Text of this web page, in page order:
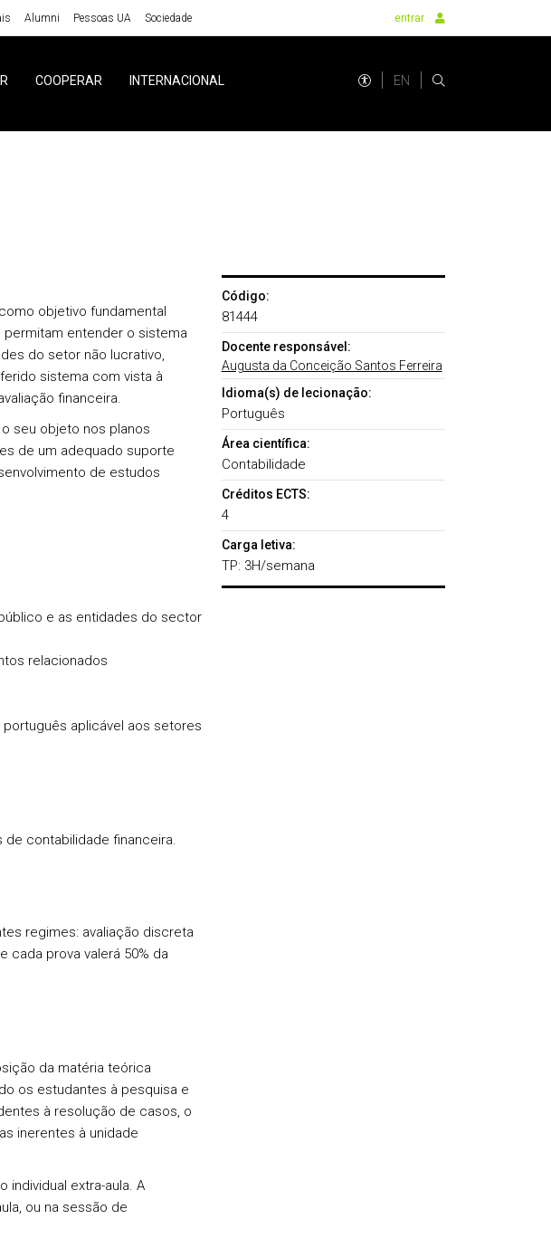
Alumni Pessoas UA Sociedade entrar
COOPERAR INTERNACIONAL EN
objetivo fundamental
entender o sistema
do setor não lucrativo,
sistema com vista à
financeira.
seu objeto nos planos
de um adequado suporte
de estudos
e as entidades do sector
relacionados
aplicável aos setores
contabilidade financeira.
regimes: avaliação discreta
cada prova valerá 50% da
da matéria teórica
os estudantes à pesquisa e
à resolução de casos, o
inerentes à unidade
individual extra-aula. A
ou na sessão de
Código:
81444
Docente responsável:
Augusta da Conceição Santos Ferreira
Idioma(s) de lecionação:
Português
Área científica:
Contabilidade
Créditos ECTS:
4
Carga letiva:
TP: 3H/semana